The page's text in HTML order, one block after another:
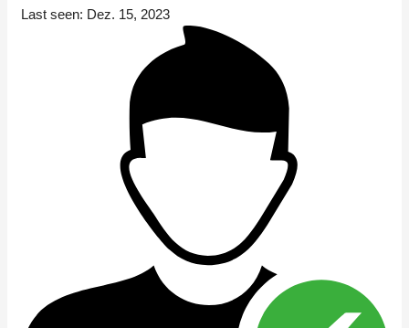
Last seen: Dez. 15, 2023